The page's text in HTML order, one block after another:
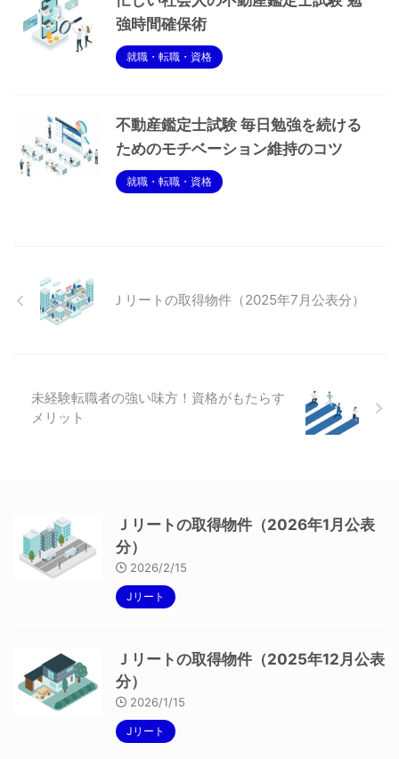
強時間確保術
就職・転職・資格
不動産鑑定士試験 毎日勉強を続ける
ためのモチベーション維持のコツ
就職・転職・資格
Ｊリートの取得物件（2025年7月公表分）
未経験転職者の強い味方！資格がもたらす
メリット
Ｊリートの取得物件（2026年1月公表
分）
2026/2/15
Jリート
Ｊリートの取得物件（2025年12月公表
分）
2026/1/15
Jリート